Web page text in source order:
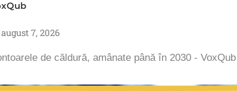
august 7, 2026
de căldură, amânate până în 2030 - VoxQub